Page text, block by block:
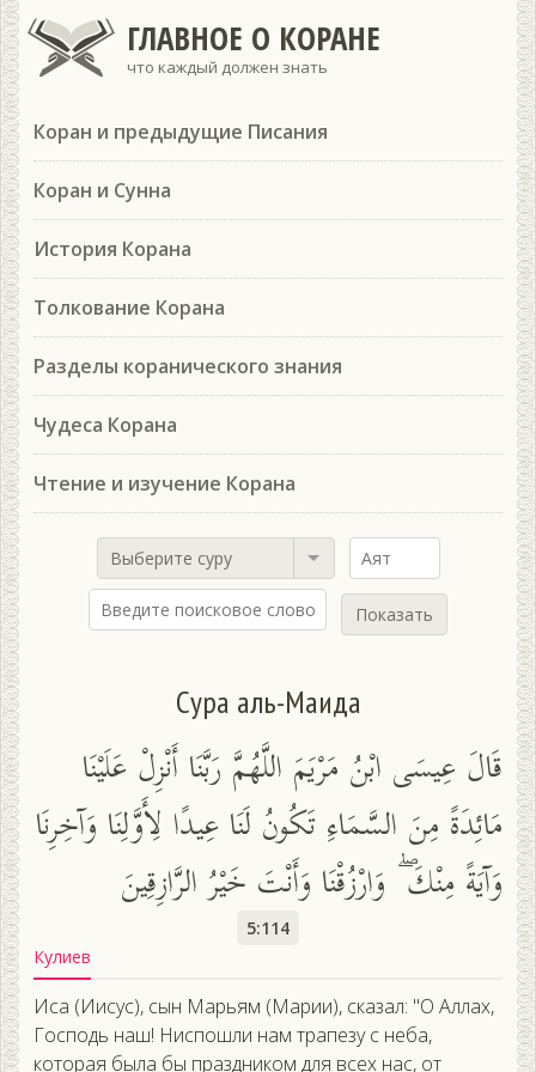
ГЛАВНОЕ О КОРАНЕ
что каждый должен знать
Коран и предыдущие Писания
Коран и Сунна
История Корана
Толкование Корана
Разделы коранического знания
Чудеса Корана
Чтение и изучение Корана
Выберите суру
Показать
Сура аль-Маида
قَالَ عِيسَى ابْنُ مَرْيَمَ اللَّهُمَّ رَبَّنَا أَنْزِلْ عَلَيْنَا
مَائِدَةً مِنَ السَّمَاءِ تَكُونُ لَنَا عِيدًا لِأَوَّلِنَا وَآخِرِنَا
وَآيَةً مِنْكَ ۖ وَارْزُقْنَا وَأَنْتَ خَيْرُ الرَّازِقِينَ
5:114
Кулиев
Иса (Иисус), сын Марьям (Марии), сказал: "О Аллах,
Господь наш! Ниспошли нам трапезу с неба,
которая была бы праздником для всех нас, от